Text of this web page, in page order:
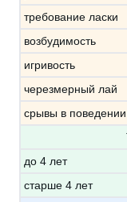
требование ласки
возбудимость
игривость
черезмерный лай
срывы в поведении
до 4 лет
старше 4 лет